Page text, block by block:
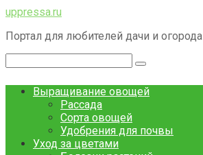
Перейти
контенту
uppressa.ru
Портал для любителей дачи и огорода
Выращивание овощей
Рассада
Сорта овощей
Удобрения для почвы
Уход за цветами